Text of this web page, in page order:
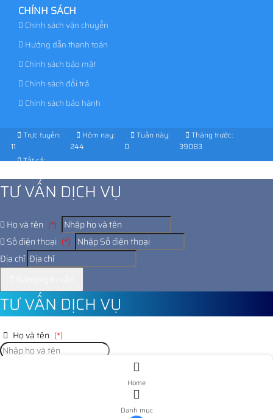
CHÍNH SÁCH
Chính sách vận chuyển
Hướng dẫn thanh toán
Chính sách bảo mật
Chính sách đổi trả
Chính sách bảo hành
Trực tuyến:
11
Hôm nay:
244
Tuần này:
0
Tháng trước:
39083
Tất cả:
TƯ VẤN DỊCH VỤ
Họ và tên (*)
Số điện thoại (*)
Địa chỉ
TƯ VẤN DỊCH VỤ
Họ và tên (*)
Home
Danh mục